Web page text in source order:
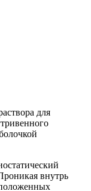
для
внутрь